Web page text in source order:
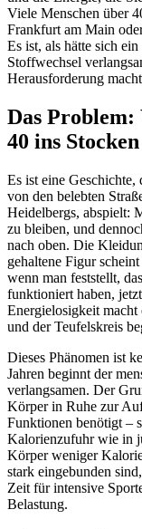
Viele Menschen über
Frankfurt am Main
Es ist, als hätte sich
Stoffwechsel
Herausforderung
Das Problem:
40 ins
Es ist eine
von den belebten
Heidelbergs, abspielt:
zu bleiben, und
nach oben. Die
gehaltene Figur
wenn man feststellt,
funktioniert haben,
Energielosigkeit macht
und der Teufelskreis
Dieses Phänomen ist
Jahren beginnt der
verlangsamen. Der
Körper in Ruhe zur
Funktionen benötigt –
Kalorienzufuhr wie in
Körper weniger
stark eingebunden
Zeit für intensive
Belastung.